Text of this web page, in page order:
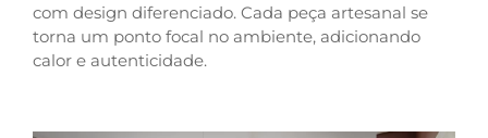
com design diferenciado. Cada peça artesanal se
torna um ponto focal no ambiente, adicionando
calor e autenticidade.